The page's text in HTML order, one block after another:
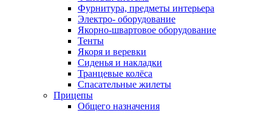
Фурнитура, предметы интерьера
Электро- оборудование
Якорно-швартовое оборудование
Тенты
Якоря и веревки
Сиденья и накладки
Транцевые колёса
Спасательные жилеты
Прицепы
Общего назначения